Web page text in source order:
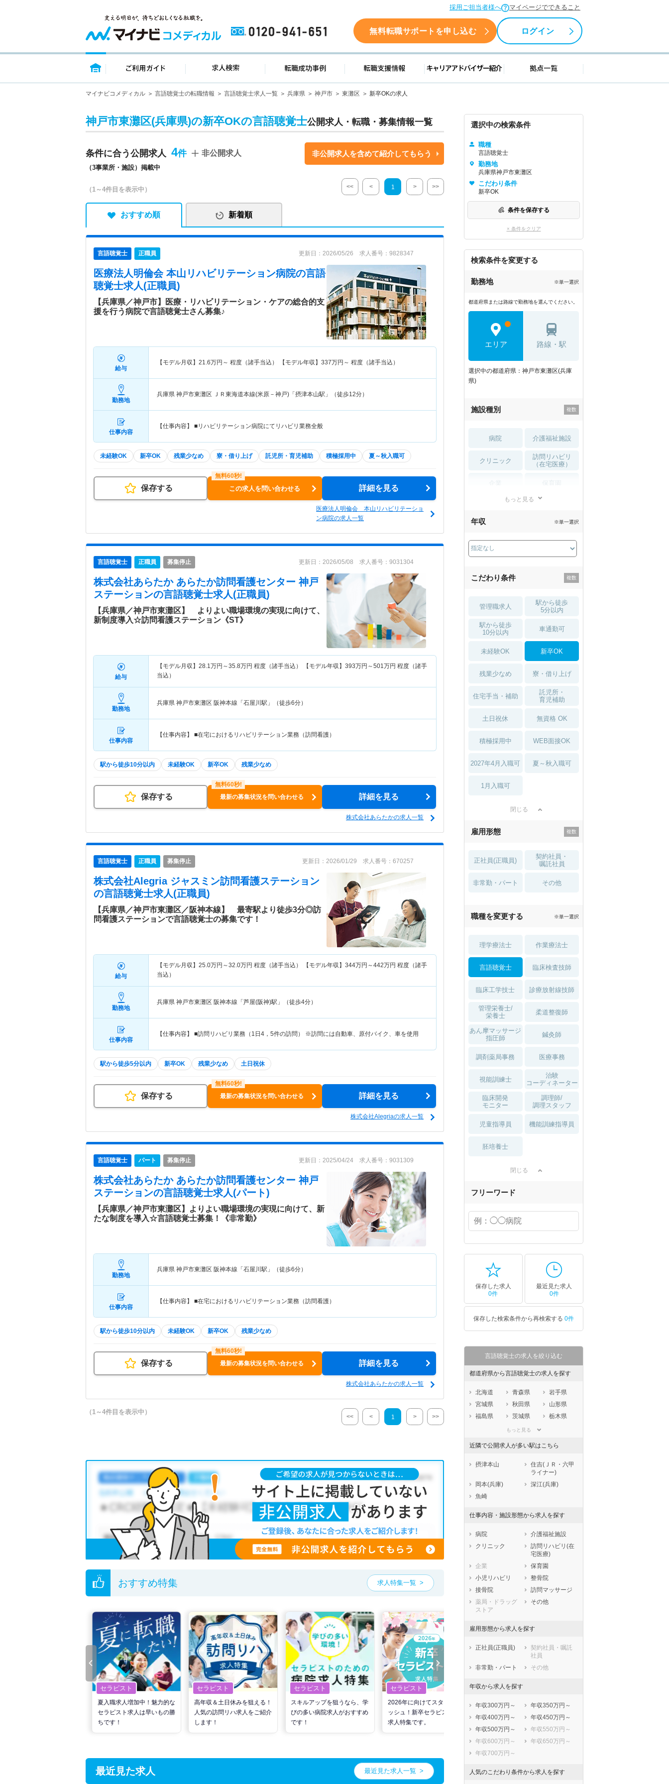
採用ご担当者様へ マイページでできること
0120-941-651 無料転職サポートを申し込む ログイン
トップページ ご利用ガイド 求人検索 転職成功事例 転職支援情報 キャリアアドバイザー紹介 拠点一覧
マイナビコメディカル 言語聴覚士の転職情報 言語聴覚士求人一覧 兵庫県 神戸市 東灘区 新卒OKの求人
神戸市東灘区(兵庫県)の新卒OKの言語聴覚士公開求人・転職・募集情報一覧
条件に合う公開求人 4
（3事業所・施設）掲載中
非公開求人 非公開求人を含めて紹介してもらう
（1～4件目を表示中） << < 1 > >>
おすすめ順 新着順
言語聴覚士 正職員 更新日：2026/05/26 求人番号：9828347
医療法人明倫会 本山リハビリテーション病院の言語
聴覚士求人(正職員)
【兵庫県／神戸市】医療・リハビリテーション・ケアの総合的支
援を行う病院で言語聴覚士さん募集♪
給与
【モデル月収】 21.6万円～ 程度（諸手当込） 【モデル年収】 337万円～ 程度（諸手当込）
勤務地
兵庫県 神戸市東灘区 ＪＲ東海道本線(米原－神戸)「摂津本山駅」（徒歩12分）
仕事内容
【仕事内容】 ■リハビリテーション病院にてリハビリ業務全般
未経験OK 新卒OK 残業少なめ 寮・借り上げ 託児所・育児補助 積極採用中 夏～秋入職可
保存する この求人を問い合わせる 詳細を見る
医療法人明倫会 本山リハビリテーショ
ン病院の求人一覧
言語聴覚士 正職員 募集停止 更新日：2026/05/08 求人番号：9031304
株式会社あらたか あらたか訪問看護センター 神戸
ステーションの言語聴覚士求人(正職員)
【兵庫県／神戸市東灘区】 よりよい職場環境の実現に向けて、
新制度導入☆訪問看護ステーション《ST》
給与
【モデル月収】 28.1万円～35.8万円 程度（諸手当込） 【モデル年収】 393万円～501万円 程度（諸手
当込）
勤務地
兵庫県 神戸市東灘区 阪神本線「石屋川駅」（徒歩6分）
仕事内容
【仕事内容】 ■在宅におけるリハビリテーション業務（訪問看護）
駅から徒歩10分以内 未経験OK 新卒OK 残業少なめ
保存する 最新の募集状況を問い合わせる 詳細を見る
株式会社あらたかの求人一覧
言語聴覚士 正職員 募集停止 更新日：2026/01/29 求人番号：670257
株式会社Alegria ジャスミン訪問看護ステーション
の言語聴覚士求人(正職員)
【兵庫県／神戸市東灘区／阪神本線】 最寄駅より徒歩3分◎訪
問看護ステーションで言語聴覚士の募集です！
給与
【モデル月収】 25.0万円～32.0万円 程度（諸手当込） 【モデル年収】 344万円～442万円 程度（諸手
当込）
勤務地
兵庫県 神戸市東灘区 阪神本線「芦屋(阪神)駅」（徒歩4分）
仕事内容
【仕事内容】 ■訪問リハビリ業務（1日4，5件の訪問） ※訪問には自動車、原付バイク、車を使用
駅から徒歩5分以内 新卒OK 残業少なめ 土日祝休
保存する 最新の募集状況を問い合わせる 詳細を見る
株式会社Alegriaの求人一覧
言語聴覚士 パート 募集停止 更新日：2025/04/24 求人番号：9031309
株式会社あらたか あらたか訪問看護センター 神戸
ステーションの言語聴覚士求人(パート)
【兵庫県／神戸市東灘区】よりよい職場環境の実現に向けて、新
たな制度を導入☆言語聴覚士募集！《非常勤》
勤務地
兵庫県 神戸市東灘区 阪神本線「石屋川駅」（徒歩6分）
仕事内容
【仕事内容】 ■在宅におけるリハビリテーション業務（訪問看護）
駅から徒歩10分以内 未経験OK 新卒OK 残業少なめ
保存する 最新の募集状況を問い合わせる 詳細を見る
株式会社あらたかの求人一覧
（1～4件目を表示中）
<< < 1 > >>
おすすめ特集 求人特集一覧
セラピスト
夏入職求人増加中！魅力的な
セラピスト求人は早いもの勝
ちです！
セラピスト
高年収＆土日休みを狙える！
人気の訪問リハ求人をご紹介
します！
セラピスト
スキルアップを狙うなら、学
びの多い病院求人がおすすめ
です！
セラピスト
2026年に向けてスタートダ
ッシュ！新卒セラピスト向け
求人特集です。
セラピスト
世の中の需要の高まりととも
人をご紹介！
最近見た求人 最近見た求人一覧
選択中の検索条件
職種
言語聴覚士
勤務地
兵庫県神戸市東灘区
こだわり条件
新卒OK
条件を保存する
× 条件をクリア
検索条件を変更する
勤務地 ※単一選択
都道府県または路線で勤務地を選んでください。
エリア 路線・駅
選択中の都道府県：神戸市東灘区(兵庫
県)
施設種別
病院 介護福祉施設
クリニック
訪問リハビリ
（在宅医療）
薬局・
もっと見る
年収 ※単一選択
こだわり条件
管理職求人
駅から徒歩
5分以内
駅から徒歩
10分以内
車通勤可
未経験OK 新卒OK
残業少なめ 寮・借り上げ
住宅手当・補助
託児所・
育児補助
土日祝休 無資格 OK
積極採用中 WEB面接OK
2027年4月入職可 夏～秋入職可
1月入職可
閉じる
雇用形態
正社員(正職員)
契約社員・
嘱託社員
非常勤・パート その他
職種を変更する ※単一選択
理学療法士 作業療法士
言語聴覚士 臨床検査技師
臨床工学技士 診療放射線技師
管理栄養士/
栄養士
柔道整復師
あん摩マッサージ
指圧師
鍼灸師
調剤薬局事務 医療事務
視能訓練士
治験
コーディネーター
臨床開発
モニター
調理師/
調理スタッフ
児童指導員 機能訓練指導員
胚培養士
閉じる
フリーワード
保存した求人
0件
最近見た求人
0件
保存した検索条件から再検索する 0件
言語聴覚士の求人を絞り込む
都道府県から言語聴覚士の求人を探す
北海道 青森県
岩手県
宮城県
秋田県
山形県
福島県
茨城県
栃木県
埼玉県
石川県
福井県
岐阜県
三重県
滋賀県
京都府
大阪府
兵庫県
鳥取県
島根県
岡山県
香川県
愛媛県
高知県
福岡県
佐賀県
長崎県
もっと見る
近隣で公開求人が多い駅はこちら
摂津本山
住吉(ＪＲ・六甲
ライナー)
岡本(兵庫)
深江(兵庫)
魚崎
仕事内容・施設形態から求人を探す
病院
介護福祉施設
クリニック
訪問リハビリ(在
宅医療)
企業
保育園
小児リハビリ
整骨院
接骨院
訪問マッサージ
薬局・ドラッグ
ストア
その他
雇用形態から求人を探す
正社員(正職員)
契約社員・嘱託
社員
非常勤・パート
その他
年収から求人を探す
年収300万円～
年収350万円～
年収400万円～
年収450万円～
年収500万円～
年収550万円～
年収600万円～
年収650万円～
年収700万円～
人気のこだわり条件から求人を探す